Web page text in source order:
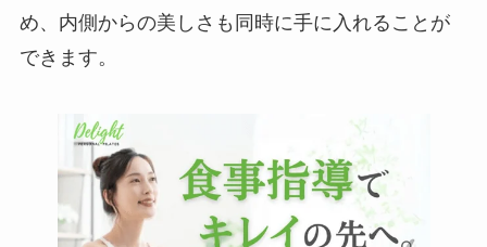
め、内側からの美しさも同時に手に入れることが
できます。